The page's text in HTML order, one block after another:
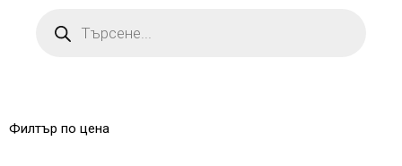
Филтър по цена